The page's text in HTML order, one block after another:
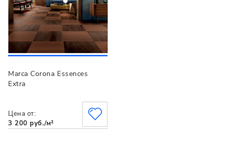
Marca Corona Essences
Extra
Цена от:
3 200 руб./м²